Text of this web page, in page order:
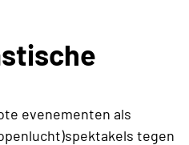
evenementen als
tegen